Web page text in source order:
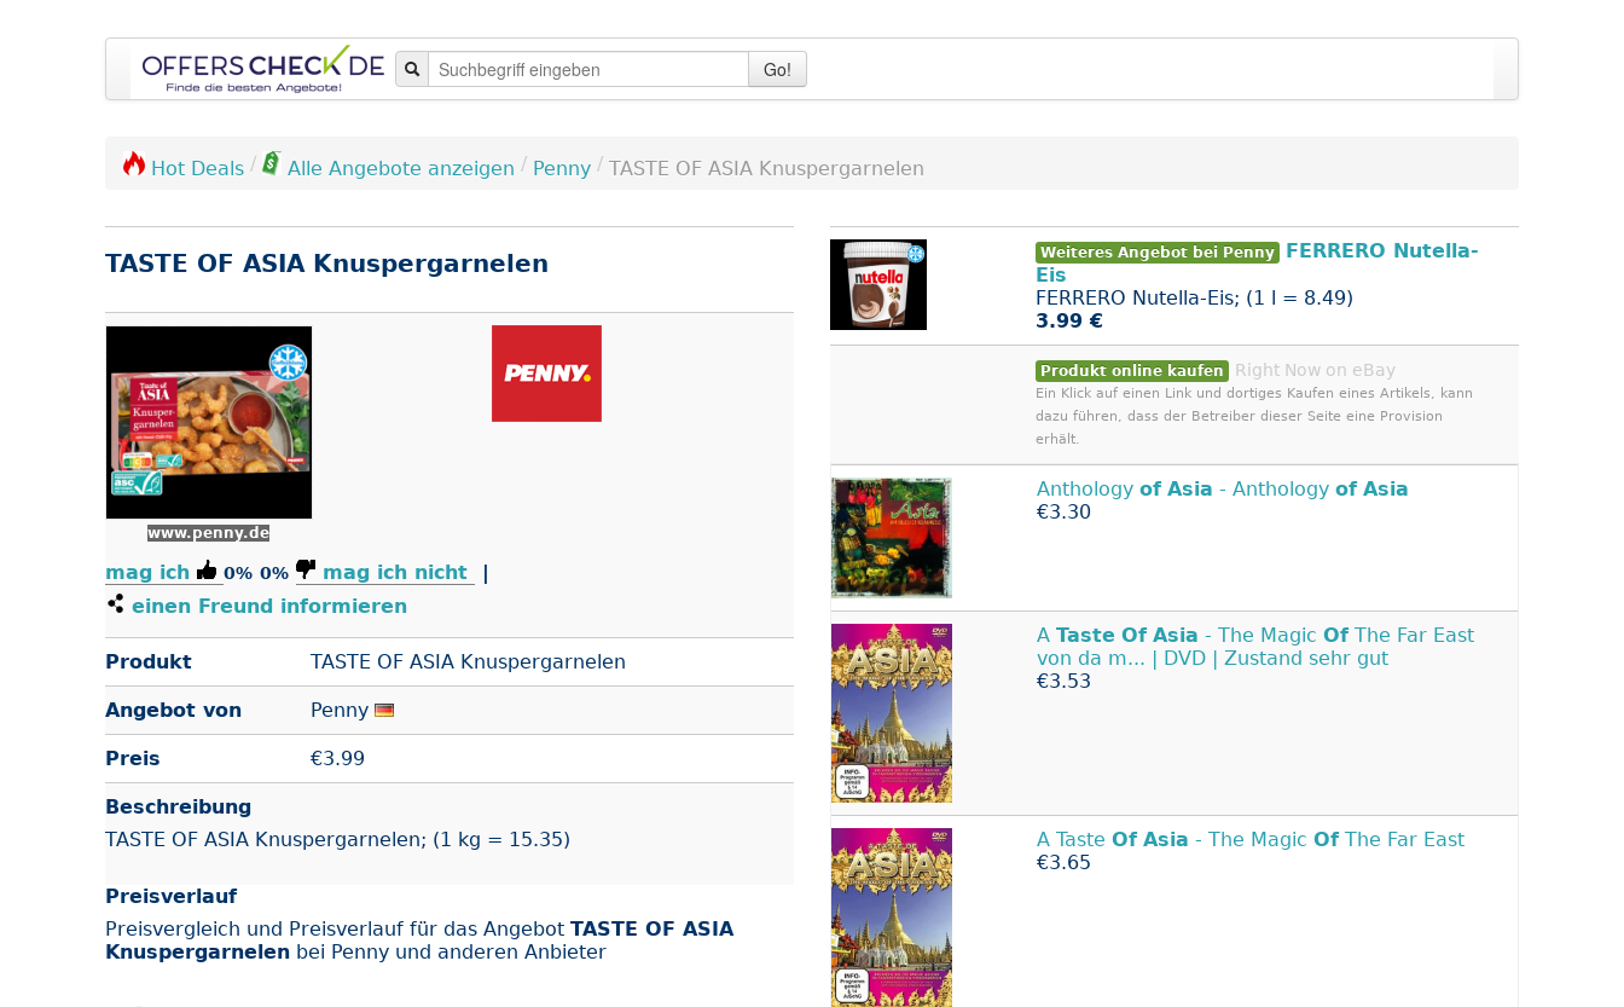
Go!
Hot Deals / Alle Angebote anzeigen / Penny / TASTE OF ASIA Knuspergarnelen
TASTE OF ASIA Knuspergarnelen
www.penny.de
mag ich 0% 0% mag ich nicht
einen Freund informieren
Produkt TASTE OF ASIA Knuspergarnelen
Angebot von Penny
Preis €3.99
Beschreibung
TASTE OF ASIA Knuspergarnelen; (1 kg = 15.35)
Preisverlauf
Preisvergleich und Preisverlauf für das Angebot TASTE OF ASIA
Knuspergarnelen bei Penny und anderen Anbieter
Weiteres Angebot bei Penny
FERRERO Nutella-
Eis
FERRERO Nutella-Eis; (1 l = 8.49)
3.99 €
Produkt online kaufen Right Now on eBay
Ein Klick auf einen Link und dortiges Kaufen eines Artikels, kann
dazu führen, dass der Betreiber dieser Seite eine Provision
erhält.
Anthology of Asia - Anthology of Asia
€3.30
A Taste Of Asia - The Magic OfThe Far East
von da m... | DVD | Zustand sehr gut
€3.53
A Taste Of Asia - The Magic OfThe Far East
€3.65